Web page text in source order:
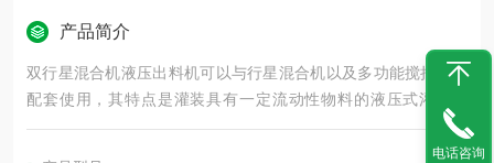
产品简介
双行星混合机液压出料机可以与行星混合机以及多功能搅拌机相
配套使用，其特点是灌装具有一定流动性物料的液压式灌装设
备，可根据需要设计为上出料机、下出料机形式，从而实现对物
电话咨询